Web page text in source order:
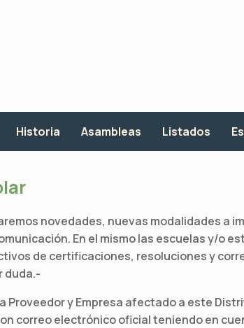
Historia Asambleas Listados
novedades, nuevas modalidades a
En el mismo las escuelas y/o
de certificaciones, resoluciones y
duda.-
Proveedor y Empresa afectado a este
correo electrónico oficial teniendo en